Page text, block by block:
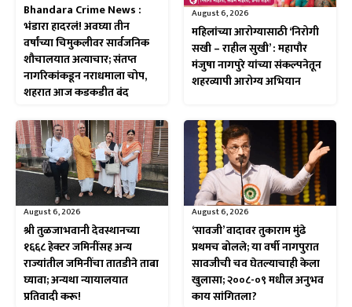
Bhandara Crime News :
भंडारा हादरलं! अवघ्या तीन
वर्षांच्या चिमुकलीवर सार्वजनिक
शौचालयात अत्याचार; संतप्त
नागरिकांकडून नराधमाला चोप,
शहरात आज कडकडीत बंद
August 6, 2026
महिलांच्या आरोग्यासाठी ‘निरोगी
सखी – राहील सुखी’ : महापौर
मंजुषा नागपुरे यांच्या संकल्पनेतून
शहरव्यापी आरोग्य अभियान
August 6, 2026
श्री तुळजाभवानी देवस्थानच्या
१६६८ हेक्टर जमिनींसह अन्य
राज्यांतील जमिनींचा तातडीने ताबा
घ्यावा; अन्यथा न्यायालयात
प्रतिवादी करू!
August 6, 2026
‘सावजी’ वादावर तुकाराम मुंढे
प्रथमच बोलले; या वर्षी नागपुरात
सावजीची चव घेतल्याचाही केला
खुलासा; २००८-०९ मधील अनुभव
काय सांगितला?